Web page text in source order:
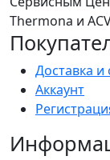
Thermona и
Доставка и
Аккаунт